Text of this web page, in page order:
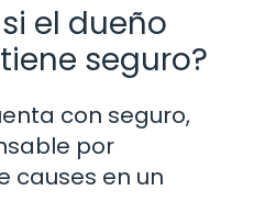
el dueño
seguro?
con seguro,
por
causes en un